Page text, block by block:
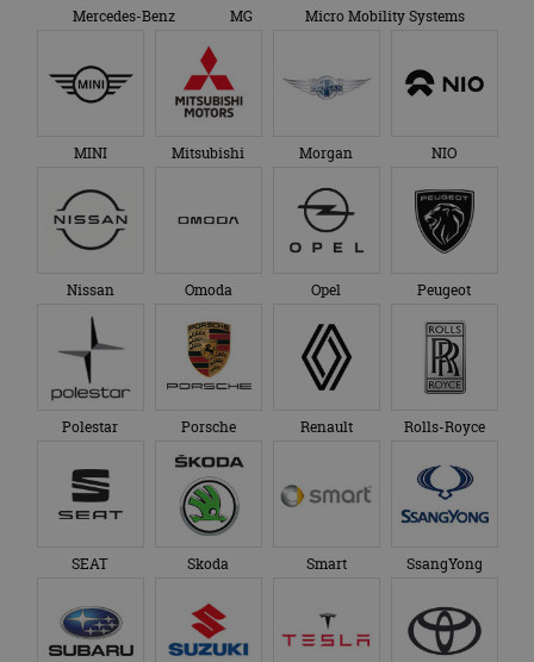
Mercedes-Benz MG Micro Mobility Systems
MINI Mitsubishi Morgan NIO
Nissan Omoda Opel Peugeot
Polestar Porsche Renault Rolls-Royce
SEAT Skoda Smart SsangYong